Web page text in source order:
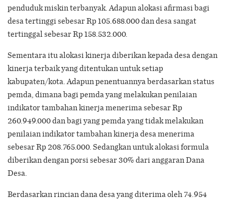
penduduk miskin terbanyak. Adapun alokasi afirmasi bagi
desa tertinggi sebesar Rp 105.688.000 dan desa sangat
tertinggal sebesar Rp 158.532.000.
Sementara itu alokasi kinerja diberikan kepada desa dengan
kinerja terbaik yang ditentukan untuk setiap
kabupaten/kota. Adapun penentuannya berdasarkan status
pemda, dimana bagi pemda yang melakukan penilaian
indikator tambahan kinerja menerima sebesar Rp
260.949.000 dan bagi yang pemda yang tidak melakukan
penilaian indikator tambahan kinerja desa menerima
sebesar Rp 208.765.000. Sedangkan untuk alokasi formula
diberikan dengan porsi sebesar 30% dari anggaran Dana
Desa.
Berdasarkan rincian dana desa yang diterima oleh 74.954